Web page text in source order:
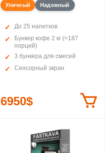
Уличный Надежный
До 25 напитков
Бункер кофе 2 кг (≈187
порций)
3 бункера для смесей
Сенсорный экран
6950$